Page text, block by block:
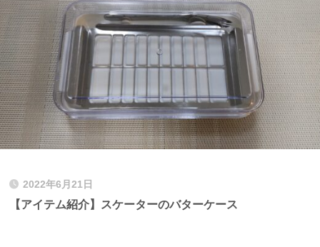
2022年6月21日
【アイテム紹介】スケーターのバターケース